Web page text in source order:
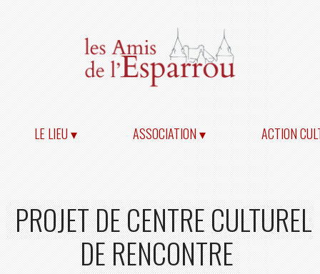
LE LIEU ▾ ASSOCIATION ▾ ACTION
PROJET DE CENTRE CULTUREL
DE RENCONTRE